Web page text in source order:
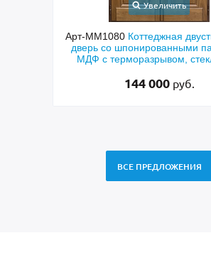
Увеличить
Арт-ММ1080 Коттеджная
дверь со шпонированными
МДФ с терморазрывом,
144 000 руб.
ВСЕ ПРЕДЛОЖЕНИЯ